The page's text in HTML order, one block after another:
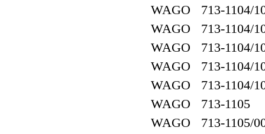
WAGO 713-1104/
WAGO 713-1104/
WAGO 713-1104/
WAGO 713-1104/
WAGO 713-1104/
WAGO 713-1105
WAGO 713-1105/